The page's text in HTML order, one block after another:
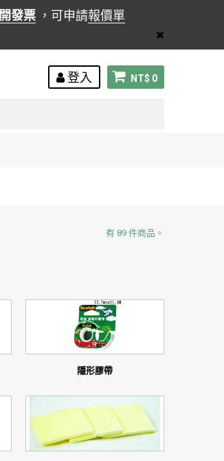
開發票 ，可申請報價單
NT$ 0
登入
有 89 件商品。
隱形膠帶